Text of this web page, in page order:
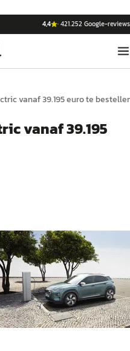
4,4 ·421.252Google-reviews
vanaf 39.195 euro te
vanaf 39.195